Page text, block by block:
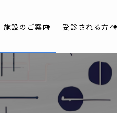
施設のご案内 受診される方へ